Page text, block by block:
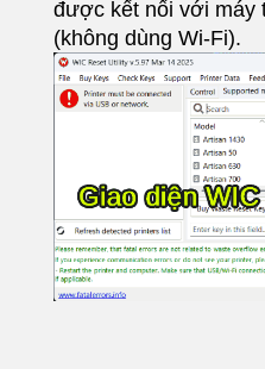
được kết nối với máy
(không dùng Wi-Fi).